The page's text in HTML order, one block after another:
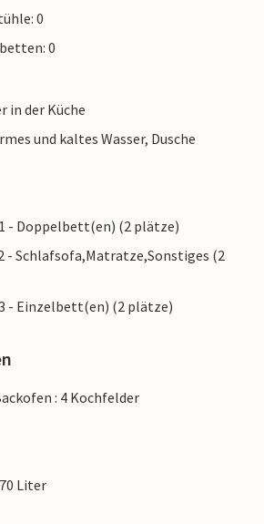
0
0
in der Küche
und kaltes Wasser, Dusche
- Doppelbett(en) (2 plätze)
- Schlafsofa,Matratze,Sonstiges (2
- Einzelbett(en) (2 plätze)
: 4 Kochfelder
Liter